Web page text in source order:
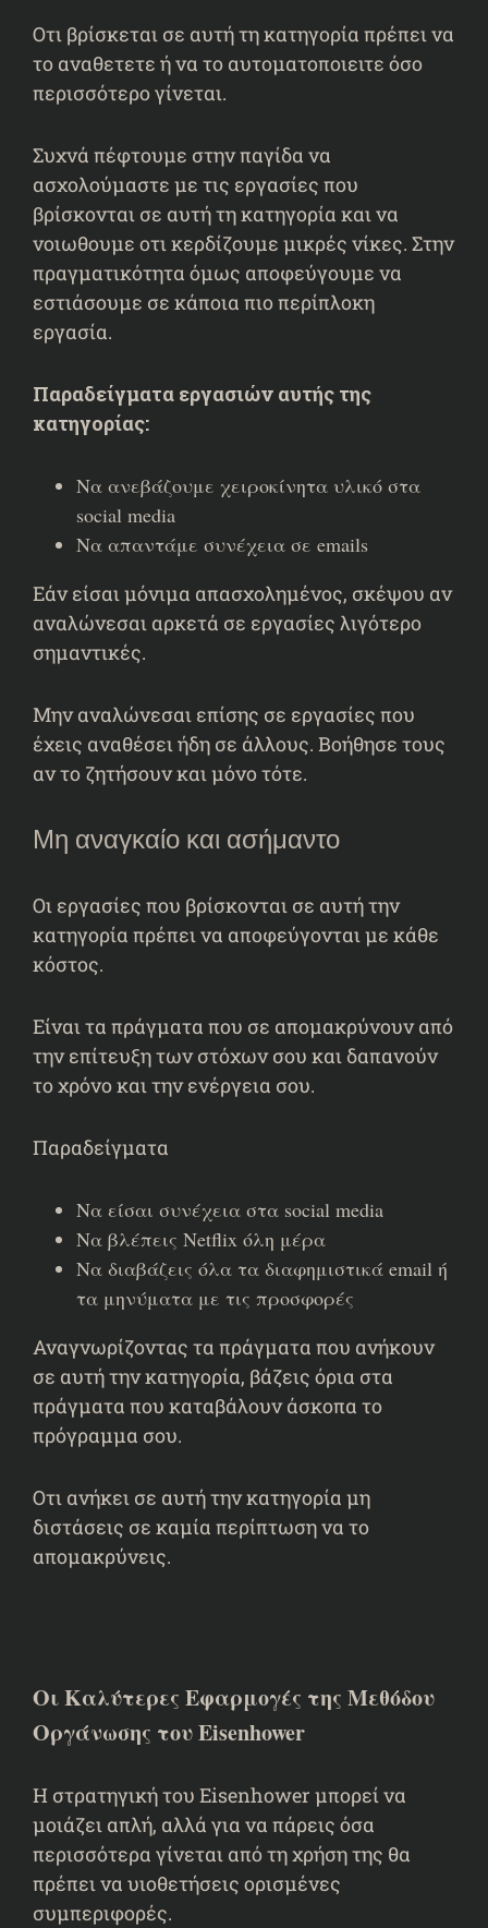
Οτι βρίσκεται σε αυτή τη κατηγορία πρέπει να
το αναθετετε ή να το αυτοματοποιειτε όσο
περισσότερο γίνεται.
Συχνά πέφτουμε στην παγίδα να
ασχολούμαστε με τις εργασίες που
βρίσκονται σε αυτή τη κατηγορία και να
νοιωθουμε οτι κερδίζουμε μικρές νίκες. Στην
πραγματικότητα όμως αποφεύγουμε να
εστιάσουμε σε κάποια πιο περίπλοκη
εργασία.
Παραδείγματα εργασιών αυτής της
κατηγορίας:
Να ανεβάζουμε χειροκίνητα υλικό στα
social media
Να απαντάμε συνέχεια σε emails
Εάν είσαι μόνιμα απασχολημένος, σκέψου αν
αναλώνεσαι αρκετά σε εργασίες λιγότερο
σημαντικές.
Μην αναλώνεσαι επίσης σε εργασίες που
έχεις αναθέσει ήδη σε άλλους. Βοήθησε τους
αν το ζητήσουν και μόνο τότε.
Μη αναγκαίο και ασήμαντο
Οι εργασίες που βρίσκονται σε αυτή την
κατηγορία πρέπει να αποφεύγονται με κάθε
κόστος.
Είναι τα πράγματα που σε απομακρύνουν από
την επίτευξη των στόχων σου και δαπανούν
το χρόνο και την ενέργεια σου.
Παραδείγματα
Να είσαι συνέχεια στα social media
Να βλέπεις Netflix όλη μέρα
Να διαβάζεις όλα τα διαφημιστικά email ή
τα μηνύματα με τις προσφορές
Αναγνωρίζοντας τα πράγματα που ανήκουν
σε αυτή την κατηγορία, βάζεις όρια στα
πράγματα που καταβάλουν άσκοπα το
πρόγραμμα σου.
Οτι ανήκει σε αυτή την κατηγορία μη
διστάσεις σε καμία περίπτωση να το
απομακρύνεις.
Οι Καλύτερες Εφαρμογές της Μεθόδου
Οργάνωσης του Eisenhower
Η στρατηγική του Eisenhower μπορεί να
μοιάζει απλή, αλλά για να πάρεις όσα
περισσότερα γίνεται από τη χρήση της θα
πρέπει να υιοθετήσεις ορισμένες
συμπεριφορές.